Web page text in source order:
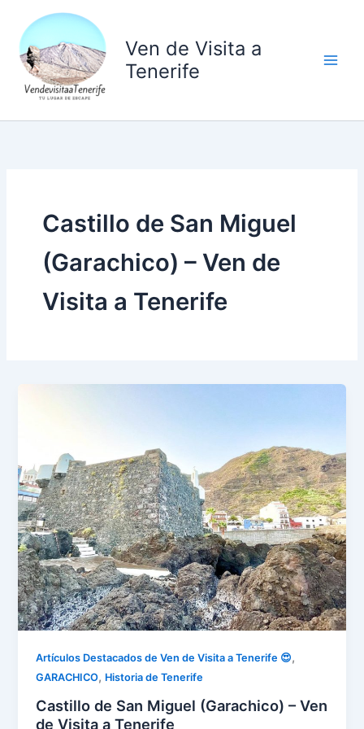
contenido
Ven de Visita a
Tenerife
Castillo de San Miguel
(Garachico) – Ven de
Visita a Tenerife
Artículos Destacados de Ven de Visita a Tenerife 😍,
GARACHICO, Historia de Tenerife
Castillo de San Miguel (Garachico) – Ven
de Visita a Tenerife